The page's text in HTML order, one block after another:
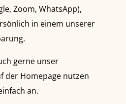
Zoom, WhatsApp),
in einem unserer
gerne unser
der Homepage nutzen
an.